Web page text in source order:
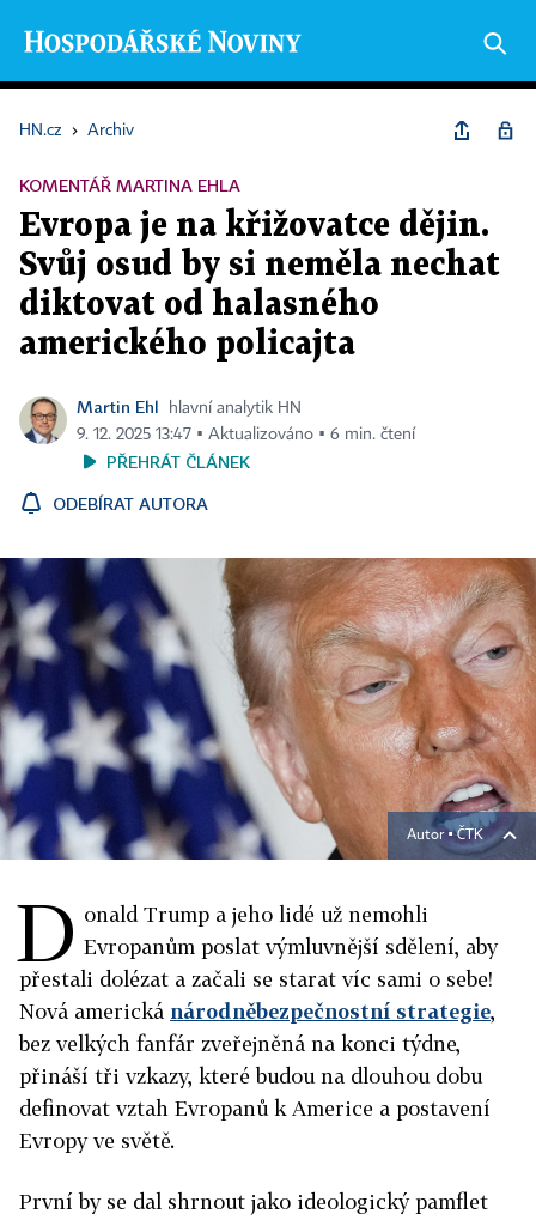
HN.cz › Archiv
KOMENTÁŘ MARTINA EHLA
Evropa je na křižovatce dějin.
Svůj osud by si neměla nechat
diktovat od halasného
amerického policajta
Martin Ehl
hlavní analytik HN
9. 12. 2025 13:47 ▪ Aktualizováno ▪ 6 min. čtení
PŘEHRÁT ČLÁNEK
ODEBÍRAT AUTORA
Autor ▪ČTK
D onald Trump a jeho lidé už nemohli
Evropanům poslat výmluvnější sdělení, aby
přestali dolézat a začali se starat víc sami o sebe!
Nová americká národněbezpečnostní strategie,
bez velkých fanfár zveřejněná na konci týdne,
přináší tři vzkazy, které budou na dlouhou dobu
definovat vztah Evropanů k Americe a postavení
Evropy ve světě.
První by se dal shrnout jako ideologický pamflet